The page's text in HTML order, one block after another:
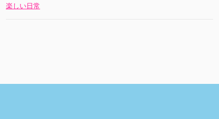
楽しい日常